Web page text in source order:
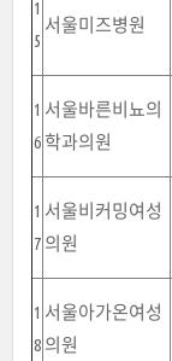
1
5
서울미즈병원
1
6
서울바른비뇨의
학과의원
1
7
서울비커밍여성
의원
1
8
서울아가온여성
의원